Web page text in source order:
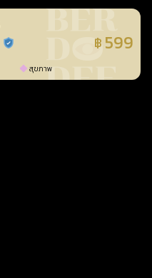
ร้านยืนยันแล้ว ฿ 599
สุขภาพ